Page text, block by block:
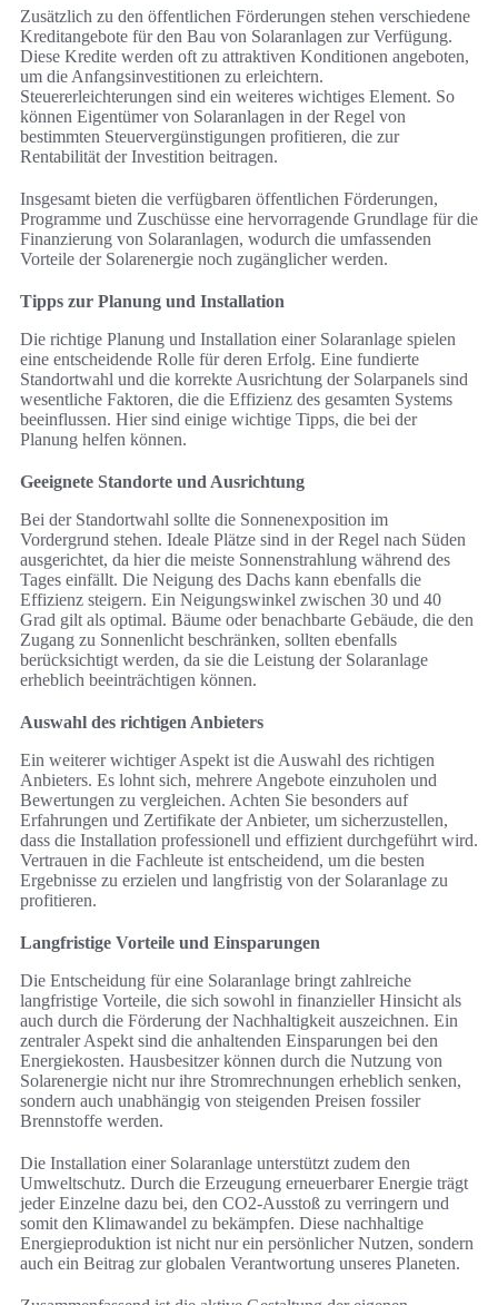
Zusätzlich zu den öffentlichen Förderungen stehen verschiedene
Kreditangebote für den Bau von Solaranlagen zur Verfügung.
Diese Kredite werden oft zu attraktiven Konditionen angeboten,
um die Anfangsinvestitionen zu erleichtern.
Steuererleichterungen sind ein weiteres wichtiges Element. So
können Eigentümer von Solaranlagen in der Regel von
bestimmten Steuervergünstigungen profitieren, die zur
Rentabilität der Investition beitragen.
Insgesamt bieten die verfügbaren öffentlichen Förderungen,
Programme und Zuschüsse eine hervorragende Grundlage für die
Finanzierung von Solaranlagen, wodurch die umfassenden
Vorteile der Solarenergie noch zugänglicher werden.
Tipps zur Planung und Installation
Die richtige Planung und Installation einer Solaranlage spielen
eine entscheidende Rolle für deren Erfolg. Eine fundierte
Standortwahl und die korrekte Ausrichtung der Solarpanels sind
wesentliche Faktoren, die die Effizienz des gesamten Systems
beeinflussen. Hier sind einige wichtige Tipps, die bei der
Planung helfen können.
Geeignete Standorte und Ausrichtung
Bei der Standortwahl sollte die Sonnenexposition im
Vordergrund stehen. Ideale Plätze sind in der Regel nach Süden
ausgerichtet, da hier die meiste Sonnenstrahlung während des
Tages einfällt. Die Neigung des Dachs kann ebenfalls die
Effizienz steigern. Ein Neigungswinkel zwischen 30 und 40
Grad gilt als optimal. Bäume oder benachbarte Gebäude, die den
Zugang zu Sonnenlicht beschränken, sollten ebenfalls
berücksichtigt werden, da sie die Leistung der Solaranlage
erheblich beeinträchtigen können.
Auswahl des richtigen Anbieters
Ein weiterer wichtiger Aspekt ist die Auswahl des richtigen
Anbieters. Es lohnt sich, mehrere Angebote einzuholen und
Bewertungen zu vergleichen. Achten Sie besonders auf
Erfahrungen und Zertifikate der Anbieter, um sicherzustellen,
dass die Installation professionell und effizient durchgeführt wird.
Vertrauen in die Fachleute ist entscheidend, um die besten
Ergebnisse zu erzielen und langfristig von der Solaranlage zu
profitieren.
Langfristige Vorteile und Einsparungen
Die Entscheidung für eine Solaranlage bringt zahlreiche
langfristige Vorteile, die sich sowohl in finanzieller Hinsicht als
auch durch die Förderung der Nachhaltigkeit auszeichnen. Ein
zentraler Aspekt sind die anhaltenden Einsparungen bei den
Energiekosten. Hausbesitzer können durch die Nutzung von
Solarenergie nicht nur ihre Stromrechnungen erheblich senken,
sondern auch unabhängig von steigenden Preisen fossiler
Brennstoffe werden.
Die Installation einer Solaranlage unterstützt zudem den
Umweltschutz. Durch die Erzeugung erneuerbarer Energie trägt
jeder Einzelne dazu bei, den CO2-Ausstoß zu verringern und
somit den Klimawandel zu bekämpfen. Diese nachhaltige
Energieproduktion ist nicht nur ein persönlicher Nutzen, sondern
auch ein Beitrag zur globalen Verantwortung unseres Planeten.